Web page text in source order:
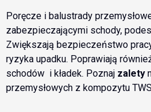
Poręcze i balustrady
zabezpieczającymi schody,
Zwiększają bezpieczeństwo
ryzyka upadku. Poprawiają
schodów i kładek. Poznaj zalety
przemysłowych z kompozytu